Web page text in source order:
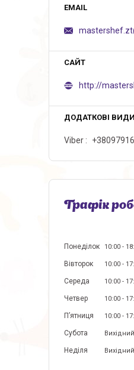
http://
Viber
Графік
Понеділок 10:00
Вівторок 10:00
Середа 10:00
Четвер 10:00
Пʼятниця 10:00
Субота Вихідний
Неділя Вихідний